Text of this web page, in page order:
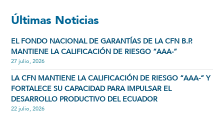
Últimas Noticias
EL FONDO NACIONAL DE GARANTÍAS DE LA CFN B.P.
MANTIENE LA CALIFICACIÓN DE RIESGO “AAA-”
27 julio, 2026
LA CFN MANTIENE LA CALIFICACIÓN DE RIESGO “AAA-” Y
FORTALECE SU CAPACIDAD PARA IMPULSAR EL
DESARROLLO PRODUCTIVO DEL ECUADOR
22 julio, 2026